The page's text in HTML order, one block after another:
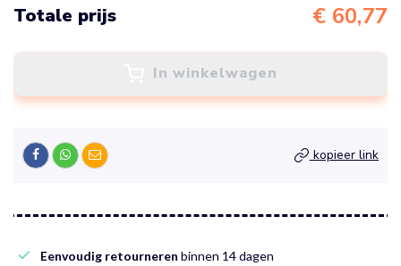
Totale prijs € 60,77
In winkelwagen
kopieer link
Eenvoudig retourneren binnen 14 dagen